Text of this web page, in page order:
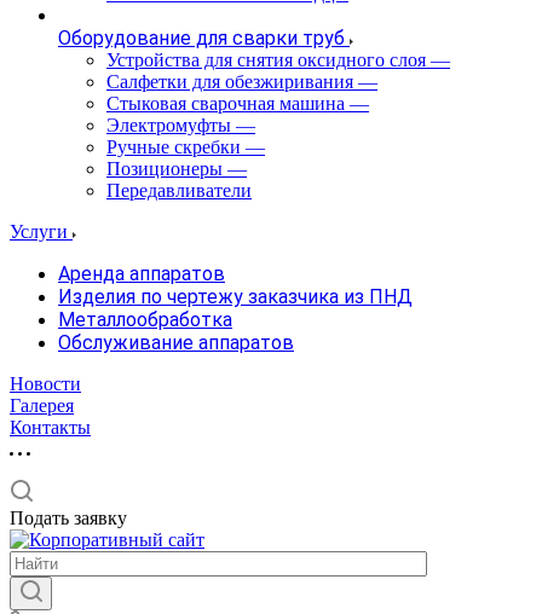
Оборудование для сварки труб
Устройства для снятия оксидного слоя —
Салфетки для обезжиривания —
Стыковая сварочная машина —
Электромуфты —
Ручные скребки —
Позиционеры —
Передавливатели
Услуги
Аренда аппаратов
Изделия по чертежу заказчика из ПНД
Металлообработка
Обслуживание аппаратов
Новости
Галерея
Контакты
Подать заявку